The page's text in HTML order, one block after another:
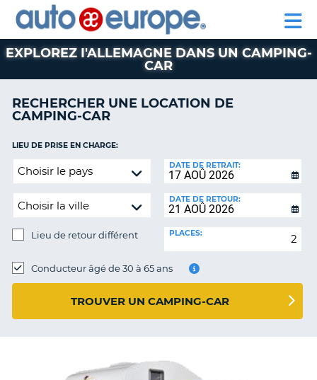
LOCATION
DE
VOITURES
CAMPING-
CAR
PARTENAIRE
SUPPORT
CLIENT
AUTO
EUROPE
LOCATION
DE
VOITURES
CAR
PARTENAIRE
CLIENT
MON
GÉRER
RÉSERVATION
LANGUAGE
EXPLOREZ I'ALLEMAGNE DANS UN CAMPING-
CAR
RECHERCHER UNE LOCATION DE
CAMPING-CAR
différent
LIEU DE PRISE EN CHARGE:
Lieu de retour différent
DE
RETOUR:
DATE DE RETRAIT:
DATE DE RETOUR:
PLACES:
Conducteur âgé de 30 à 65 ans
TROUVER UN CAMPING-CAR